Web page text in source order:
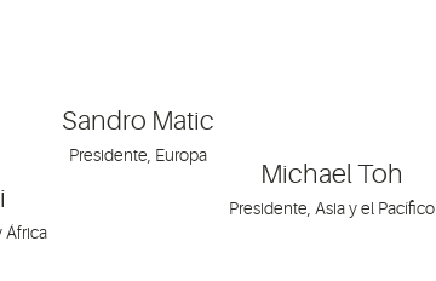
África
Sandro Matic
Presidente, Europa
Michael Toh
Presidente, Asia y el Pacífico